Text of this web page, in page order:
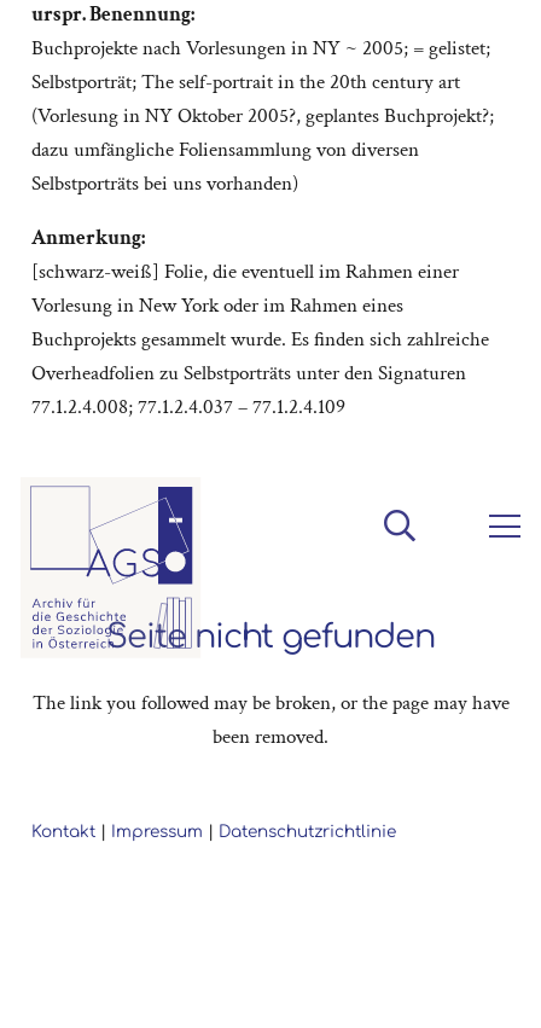
urspr. Benennung:
Buchprojekte nach Vorlesungen in NY ~ 2005; = gelistet;
Selbstporträt; The self-portrait in the 20th century art
(Vorlesung in NY Oktober 2005?, geplantes Buchprojekt?;
dazu umfängliche Foliensammlung von diversen
Selbstporträts bei uns vorhanden)
Anmerkung:
[schwarz-weiß] Folie, die eventuell im Rahmen einer
Vorlesung in New York oder im Rahmen eines
Buchprojekts gesammelt wurde. Es finden sich zahlreiche
Overheadfolien zu Selbstporträts unter den Signaturen
77.1.2.4.008; 77.1.2.4.037 – 77.1.2.4.109